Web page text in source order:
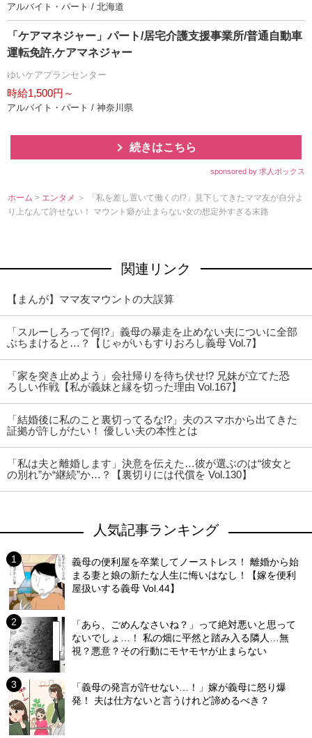
アルバイト・パート / 北海道
「ケアマネジャー」パート/居宅介護支援事業所/普通自動車
運転免許,ケアマネジャー
ゆいケアプランセンター
時給1,500円～
アルバイト・パート / 神奈川県
続きはこちら
sponsored by 求人ボックス
ホーム > エンタメ ＞ 「私を差し置いて働くの!?」見下してきたママ友が自分よ
り上なんて許せない！ マウント癖が止まらない女の想定外すぎる末路
関連リンク
【まんが】ママ友マウントの大誤算
「スルーしろって何!?」義母の暴走を止めない夫についに全部
ぶちまけると…？【じゃがいもすりおろし義母 Vol.7】
「家を突き止めよう」会社帰りを待ち伏せ!? 兄妹が立てた恐
ろしい作戦【私が義妹と縁を切った理由 Vol.167】
「結婚後に私のこと裏切ってるな!?」夫のスマホから出てきた
証拠が許しがたい！ 優しい夫の本性とは
「私は夫と離婚します」決意を伝えた…彼が選ぶのは“彼女と
の別れ”か“継続”か…？【裏切りには代償を Vol.130】
人気記事ランキング
義母の便利屋を卒業してノーストレス！ 離婚から始
まる妻と娘の新たな人生に悔いはなし！【嫁を便利
屋扱いする義母 Vol.44】
「あら、ごめんなさいね？」って絶対悪いと思って
ないでしょ…！ 私の畑に平然と踏み入る隣人…無
視？悪意？その行動にモヤモヤが止まらない
「義母の発言が許せない…！」嫁が義母に怒り爆
発！ 夫は仕方ないと言うけれど諦めるべき？